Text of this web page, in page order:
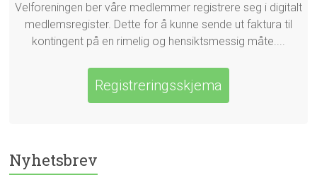
Velforeningen ber våre medlemmer registrere seg i digitalt
medlemsregister. Dette for å kunne sende ut faktura til
kontingent på en rimelig og hensiktsmessig måte....
Registreringsskjema
Nyhetsbrev